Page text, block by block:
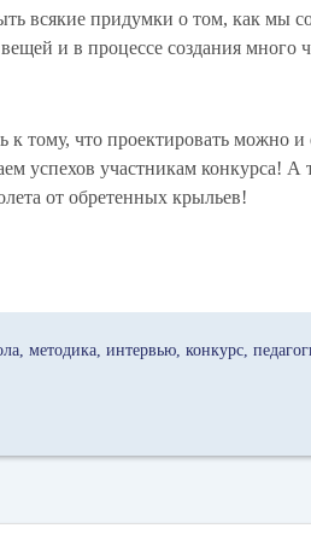
всякие придумки о том, как мы
и в процессе создания много
тому, что проектировать можно и
успехов участникам конкурса!
от обретенных крыльев!
методика интервью конкурс